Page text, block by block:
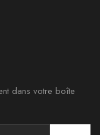
dans votre boîte